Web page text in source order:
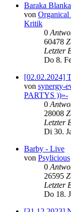
Baraka
von
Kritik
0
60478
Letzter
Do 8.
[02.02.2024]
von synergy-
PARTYS ))»-
0
28008
Letzter
Di 30.
Barby - Live
von Psylicious
0
26595
Letzter
Do 18.